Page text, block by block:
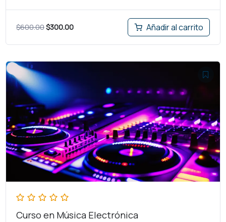
$600.00$300.00 Añadir al carrito
Curso en Música Electrónica
precio
original
era:
$600.00.
es:
$300.00.